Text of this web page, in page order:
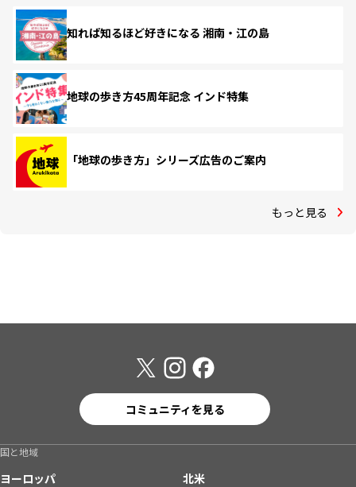
知れば知るほど好きになる 湘南・江の島
地球の歩き方45周年記念 インド特集
「地球の歩き方」シリーズ広告のご案内
もっと見る
コミュニティを見る
国と地域
ヨーロッパ
北米